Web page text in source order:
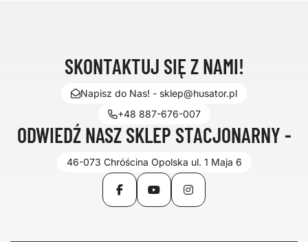
SKONTAKTUJ SIĘ Z NAMI!
Napisz do Nas! - sklep@husator.pl
+48 887-676-007
ODWIEDŹ NASZ SKLEP STACJONARNY -
46-073 Chróścina Opolska ul. 1 Maja 6
FacebookYouTubeInstagram